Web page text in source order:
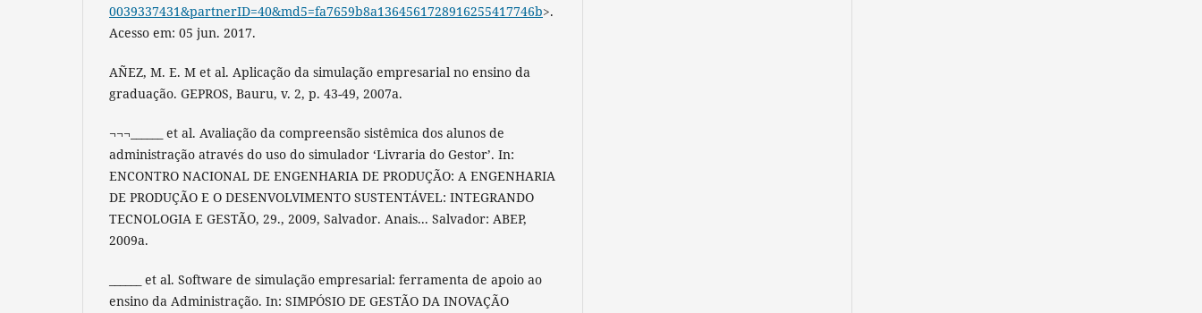
0039337431&partnerID=40&md5=fa7659b8a1364561728916255417746b>.
Acesso em: 05 jun. 2017.
AÑEZ, M. E. M et al. Aplicação da simulação empresarial no ensino da
graduação. GEPROS, Bauru, v. 2, p. 43-49, 2007a.
¬¬¬______ et al. Avaliação da compreensão sistêmica dos alunos de
administração através do uso do simulador ‘Livraria do Gestor’. In:
ENCONTRO NACIONAL DE ENGENHARIA DE PRODUÇÃO: A ENGENHARIA
DE PRODUÇÃO E O DESENVOLVIMENTO SUSTENTÁVEL: INTEGRANDO
TECNOLOGIA E GESTÃO, 29., 2009, Salvador. Anais... Salvador: ABEP,
2009a.
______ et al. Software de simulação empresarial: ferramenta de apoio ao
ensino da Administração. In: SIMPÓSIO DE GESTÃO DA INOVAÇÃO